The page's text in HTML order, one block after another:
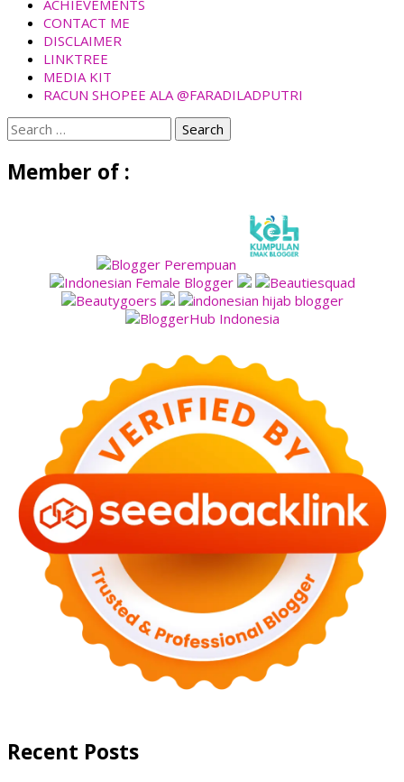
ACHIEVEMENTS
CONTACT ME
DISCLAIMER
LINKTREE
MEDIA KIT
RACUN SHOPEE ALA @FARADILADPUTRI
Search
for:
Member of :
Recent Posts